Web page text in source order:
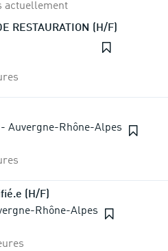
actuellement
RESTAURATION (H/F)
- Auvergne-Rhône-Alpes
(H/F)
Rhône-Alpes